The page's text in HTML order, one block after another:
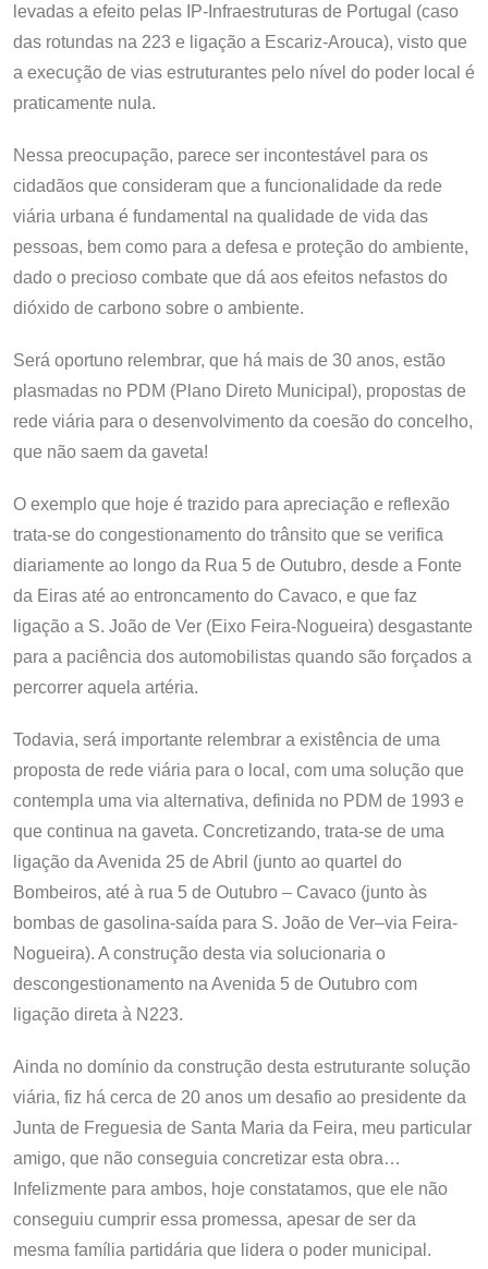
levadas a efeito pelas IP-Infraestruturas de Portugal (caso
das rotundas na 223 e ligação a Escariz-Arouca), visto que
a execução de vias estruturantes pelo nível do poder local é
praticamente nula.
Nessa preocupação, parece ser incontestável para os
cidadãos que consideram que a funcionalidade da rede
viária urbana é fundamental na qualidade de vida das
pessoas, bem como para a defesa e proteção do ambiente,
dado o precioso combate que dá aos efeitos nefastos do
dióxido de carbono sobre o ambiente.
Será oportuno relembrar, que há mais de 30 anos, estão
plasmadas no PDM (Plano Direto Municipal), propostas de
rede viária para o desenvolvimento da coesão do concelho,
que não saem da gaveta!
O exemplo que hoje é trazido para apreciação e reflexão
trata-se do congestionamento do trânsito que se verifica
diariamente ao longo da Rua 5 de Outubro, desde a Fonte
da Eiras até ao entroncamento do Cavaco, e que faz
ligação a S. João de Ver (Eixo Feira-Nogueira) desgastante
para a paciência dos automobilistas quando são forçados a
percorrer aquela artéria.
Todavia, será importante relembrar a existência de uma
proposta de rede viária para o local, com uma solução que
contempla uma via alternativa, definida no PDM de 1993 e
que continua na gaveta. Concretizando, trata-se de uma
ligação da Avenida 25 de Abril (junto ao quartel do
Bombeiros, até à rua 5 de Outubro – Cavaco (junto às
bombas de gasolina-saída para S. João de Ver–via Feira-
Nogueira). A construção desta via solucionaria o
descongestionamento na Avenida 5 de Outubro com
ligação direta à N223.
Ainda no domínio da construção desta estruturante solução
viária, fiz há cerca de 20 anos um desafio ao presidente da
Junta de Freguesia de Santa Maria da Feira, meu particular
amigo, que não conseguia concretizar esta obra…
Infelizmente para ambos, hoje constatamos, que ele não
conseguiu cumprir essa promessa, apesar de ser da
mesma família partidária que lidera o poder municipal.